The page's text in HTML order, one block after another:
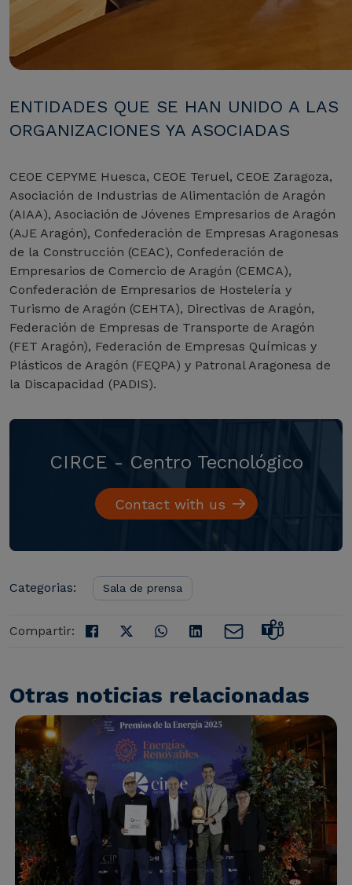
ENTIDADES QUE SE HAN UNIDO A LAS
ORGANIZACIONES YA ASOCIADAS
CEOE CEPYME Huesca, CEOE Teruel, CEOE Zaragoza,
Asociación de Industrias de Alimentación de Aragón
(AIAA), Asociación de Jóvenes Empresarios de Aragón
(AJE Aragón), Confederación de Empresas Aragonesas
de la Construcción (CEAC), Confederación de
Empresarios de Comercio de Aragón (CEMCA),
Confederación de Empresarios de Hostelería y
Turismo de Aragón (CEHTA), Directivas de Aragón,
Federación de Empresas de Transporte de Aragón
(FET Aragón), Federación de Empresas Químicas y
Plásticos de Aragón (FEQPA) y Patronal Aragonesa de
la Discapacidad (PADIS).
CIRCE - Centro Tecnológico
Contact with us
Categorias: Sala de prensa
Compartir:
Otras noticias relacionadas